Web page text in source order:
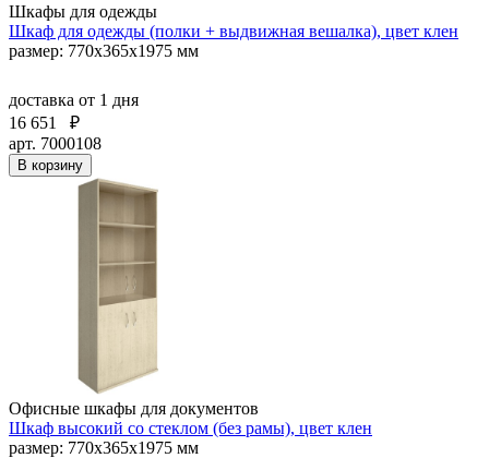
Шкафы для одежды
Шкаф для одежды (полки + выдвижная вешалка), цвет клен
размер: 770х365х1975 мм
доставка от 1 дня
16 651
₽
арт. 7000108
В корзину
Офисные шкафы для документов
Шкаф высокий со стеклом (без рамы), цвет клен
размер: 770х365х1975 мм